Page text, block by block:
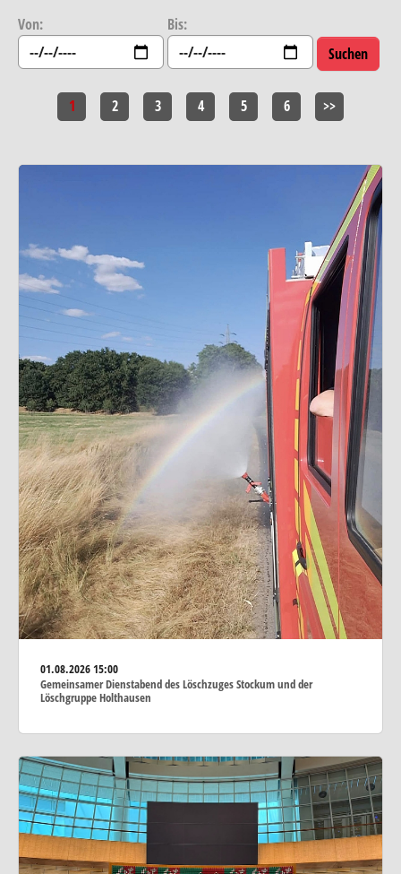
Von: Bis:
1 2 3 4 5 6 >>
01.08.202615:00
Gemeinsamer Dienstabend des Löschzuges Stockum und der
Löschgruppe Holthausen